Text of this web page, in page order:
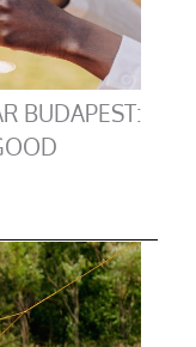
BUDAPEST: